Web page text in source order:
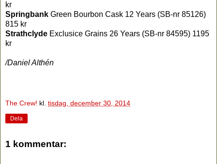
kr
Springbank Green Bourbon Cask 12 Years (SB-nr 85126)
815 kr
Strathclyde Exclusice Grains 26 Years (SB-nr 84595) 1195
kr
/Daniel Althén
The Crew! kl. tisdag, december 30, 2014
Dela
1 kommentar: